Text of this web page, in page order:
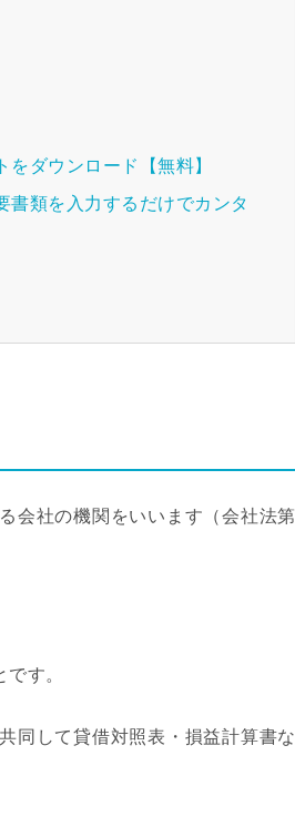
ダウンロード【無料】
書類を入力するだけでカンタ
会社の機関をいいます（会社法第
す。
同して貸借対照表・損益計算書な